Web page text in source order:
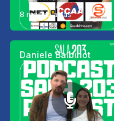
8 meses atrás
Daniele Balbinot